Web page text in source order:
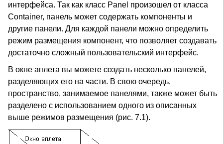
интерфейса. Так как класс Panel произошел от класса
Container, панель может содержать компоненты и
другие панели. Для каждой панели можно определить
режим размещения компонент, что позволяет создавать
достаточно сложный пользовательский интерфейс.
В окне аплета вы можете создать несколько панелей,
разделяющих его на части. В свою очередь,
пространство, занимаемое панелями, также может быть
разделено с использованием одного из описанных
выше режимов размещения (рис. 7.1).